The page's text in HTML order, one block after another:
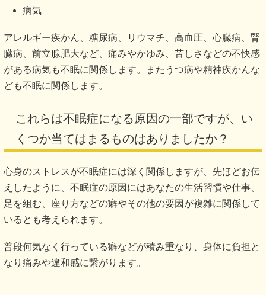
病気
アレルギー疾かん、糖尿病、リウマチ、高血圧、心臓病、腎
臓病、前立腺肥大など、痛みやかゆみ、苦しさなどの不快感
がある病気も不眠に関係します。またうつ病や精神疾かんな
ども不眠に関係します。
これらは不眠症になる原因の一部ですが、い
くつか当てはまるものはありましたか？
心身のストレスが不眠症には深く関係しますが、先ほどお伝
えしたように、不眠症の原因にはあなたの生活習慣や仕事、
足を組む、座り方などの癖やその他の要因が複雑に関係して
いるとも考えられます。
普段何気なく行っている癖などが積み重なり、身体に負担と
なり痛みや違和感に繋がります。